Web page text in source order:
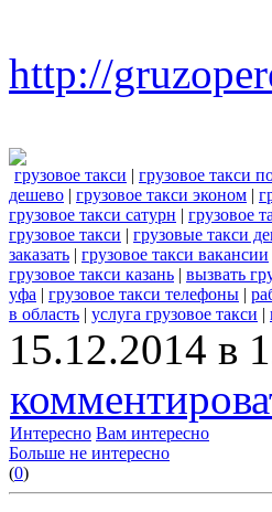
http://
грузовое такси | грузовое такси
дешево | грузовое такси эконом |
грузовое такси сатурн | грузовое
грузовое такси | грузовые такси
заказать | грузовое такси вакансии
грузовое такси казань | вызвать
уфа | грузовое такси телефоны |
в область | услуга грузовое такси |
15.12.2014 в
Интересно Вам интересно
Больше не интересно
(0)